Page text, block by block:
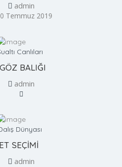
admin
Temmuz 2019
Canlıları
BALIĞI
admin
Dünyası
SEÇİMİ
admin